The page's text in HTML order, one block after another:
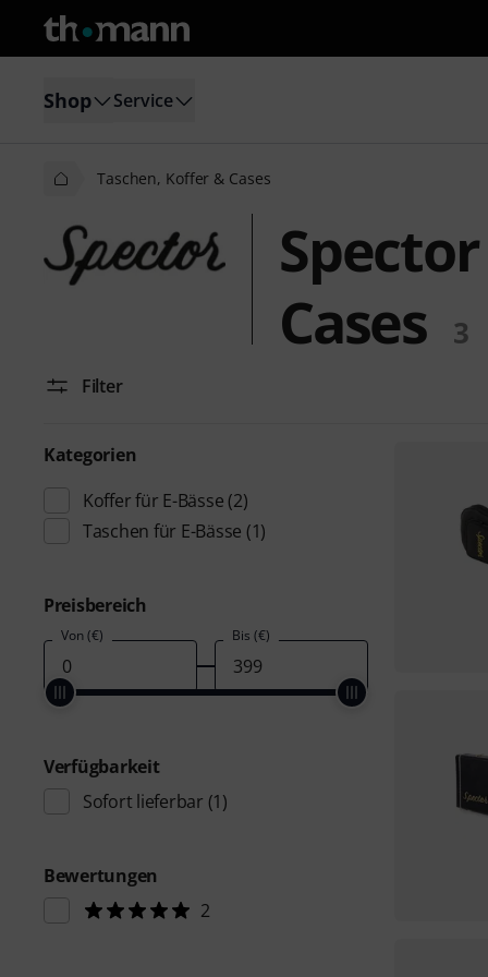
Shop Service
Taschen, Koffer & Cases
Cases
3
Filter
Kategorien
Koffer für E-Bässe (2)
Taschen für E-Bässe (1)
Preisbereich
Von (€) Bis (€)
Verfügbarkeit
Sofort lieferbar (1)
Bewertungen
2